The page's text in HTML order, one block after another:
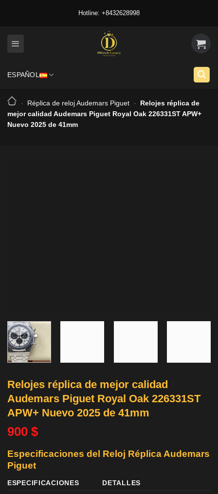
Hotline: +8432628998
ESPAÑOL
- Réplica de reloj Audemars Piguet -
Relojes réplica de
mejor calidad Audemars Piguet Royal Oak 226331ST APW+
Nuevo 2025 de 41mm
Relojes réplica de mejor calidad
Audemars Piguet Royal Oak 226331ST
APW+ Nuevo 2025 de 41mm
900 $
Especificaciones del Reloj Réplica Audemars
Piguet
ESPECIFICACIONES
DETALLES